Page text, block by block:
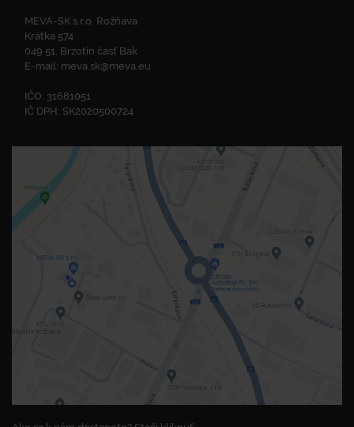
MEVA-SK s.r.o. Rožňava
Krátka 574
049 51, Brzotín časť Bak
E-mail: meva.sk@meva.eu
IČO: 31681051
IČ DPH: SK2020500724